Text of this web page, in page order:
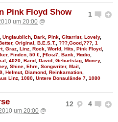
1
Pink Floyd Show
um 20:00 @
Unglaublich Dark Pink Gitarrist, Lovely,
, Original B.E.S.T. ???,Good,??? 1
, Graz Linz Rock World Hits Pink Floyd
, Finden 50 € Ƒℓσω7 Bank Яαdϊo
4020 Band David Geburtstag Money,
, Shine Ehre Songwriter, Mail
Helmut, Diamond Reinkarnation
Linz 1080 Untere Donaulände 7 1080
12 4
um 20:00 @